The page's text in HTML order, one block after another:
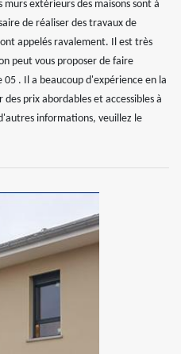
extérieurs des maisons sont à
de réaliser des travaux de
appelés ravalement. Il est très
peut vous proposer de faire
05 . Il a beaucoup d'expérience en la
prix abordables et accessibles à
informations, veuillez le